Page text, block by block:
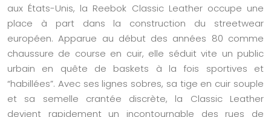
aux États-Unis, la Reebok Classic Leather occupe une
place à part dans la construction du streetwear
européen. Apparue au début des années 80 comme
chaussure de course en cuir, elle séduit vite un public
urbain en quête de baskets à la fois sportives et
“habillées”. Avec ses lignes sobres, sa tige en cuir souple
et sa semelle crantée discrète, la Classic Leather
devient rapidement un incontournable des rues de